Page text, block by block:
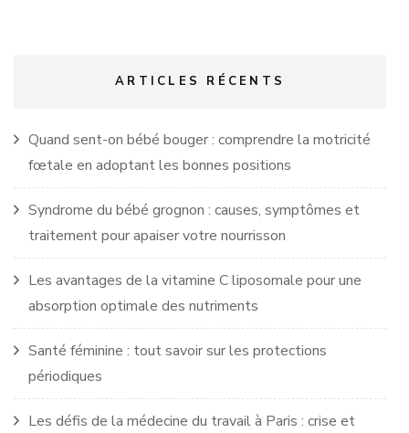
ARTICLES RÉCENTS
Quand sent-on bébé bouger : comprendre la motricité
fœtale en adoptant les bonnes positions
Syndrome du bébé grognon : causes, symptômes et
traitement pour apaiser votre nourrisson
Les avantages de la vitamine C liposomale pour une
absorption optimale des nutriments
Santé féminine : tout savoir sur les protections
périodiques
Les défis de la médecine du travail à Paris : crise et